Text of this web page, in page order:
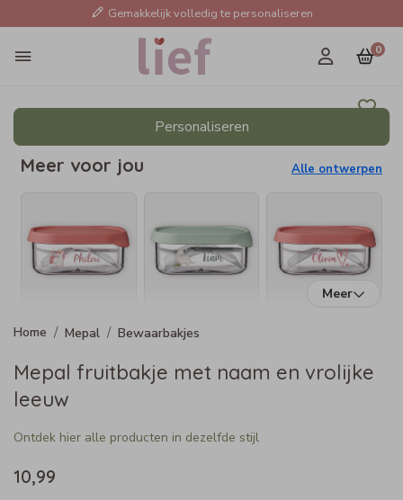
Gemakkelijk volledig te personaliseren
0
Personaliseren
Meer voor jou Alle ontwerpen
Meer
Mepal Bewaarbakjes
Mepal fruitbakje met naam en vrolijke
leeuw
Ontdek hier alle producten in dezelfde stijl
10,99